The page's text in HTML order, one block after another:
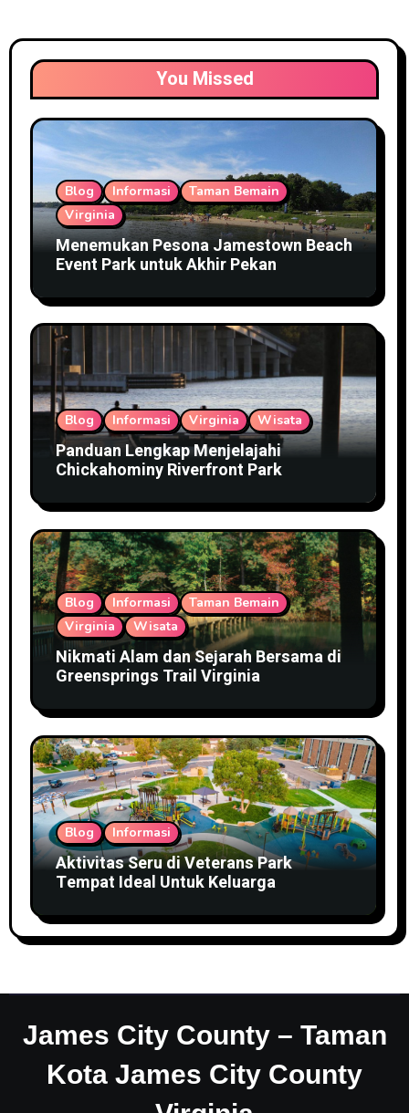
You Missed
Blog Informasi
Taman Bemain
Virginia
Menemukan Pesona Jamestown Beach
Event Park untuk Akhir Pekan
Blog Informasi Virginia Wisata
Panduan Lengkap Menjelajahi
Chickahominy Riverfront Park
Blog Informasi
Taman Bemain
Virginia
Wisata
Nikmati Alam dan Sejarah Bersama di
Greensprings Trail Virginia
Blog Informasi
Aktivitas Seru di Veterans Park
Tempat Ideal Untuk Keluarga
James City County – Taman
Kota James City County